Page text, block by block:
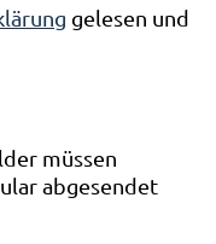
gelesen und
müssen
abgesendet